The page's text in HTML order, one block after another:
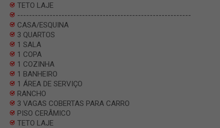
TETO LAJE
-----------------------------------------------------------
CASA/ESQUINA
3 QUARTOS
1 SALA
1 COPA
1 COZINHA
1 BANHEIRO
1 ÁREA DE SERVIÇO
RANCHO
3 VAGAS COBERTAS PARA CARRO
PISO CERÂMICO
TETO LAJE